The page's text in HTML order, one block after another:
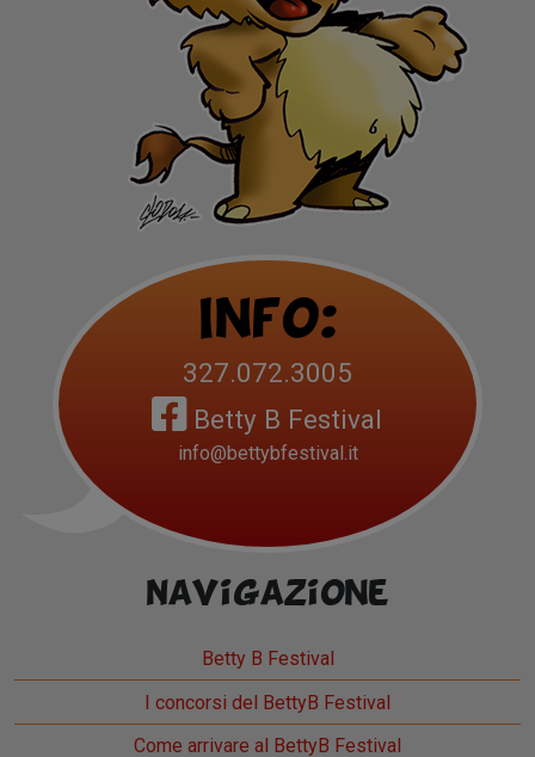
Info:
327.072.3005
Betty B Festival
info@bettybfestival.it
Navigazione
Betty B Festival
I concorsi del BettyB Festival
Come arrivare al BettyB Festival